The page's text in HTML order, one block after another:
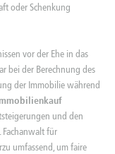
oder Schenkung
vor der Ehe in das
bei der Berechnung des
der Immobilie während
und den
für
umfassend, um faire